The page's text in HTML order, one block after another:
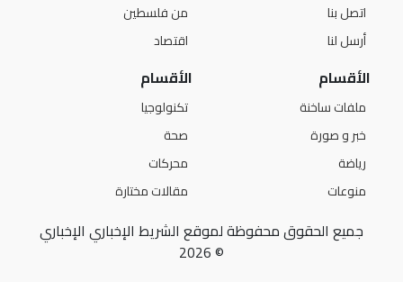
اتصل بنا
أرسل لنا
من فلسطين
اقتصاد
الأقسام
ملفات ساخنة
خبر و صورة
رياضة
منوعات
الأقسام
تكنولوجيا
صحة
محركات
مقالات مختارة
جميع الحقوق محفوظة لموقع الشريط الإخباري الإخباري
© 2026